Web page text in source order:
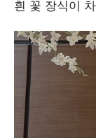
흰 꽃 장식이